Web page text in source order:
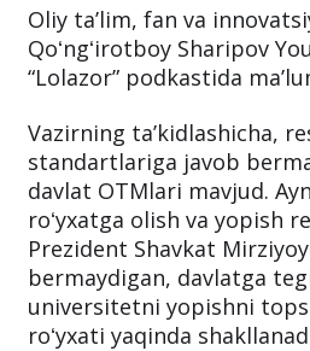
Oliy taʼlim, fan va
Qoʻngʻirotboy Sharipov
“Lolazor” podkastida
Vazirning taʼkidlashicha,
standartlariga javob
davlat OTMlari mavjud.
roʻyxatga olish va yopish
Prezident Shavkat
bermaydigan, davlatga
universitetni yopishni
roʻyxati yaqinda